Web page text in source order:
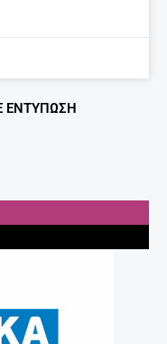
ΕΝΤΎΠΩΣΗ